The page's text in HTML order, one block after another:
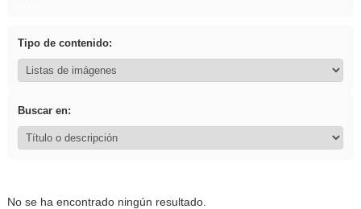
Tipo de contenido:
Buscar en:
No se ha encontrado ningún resultado.